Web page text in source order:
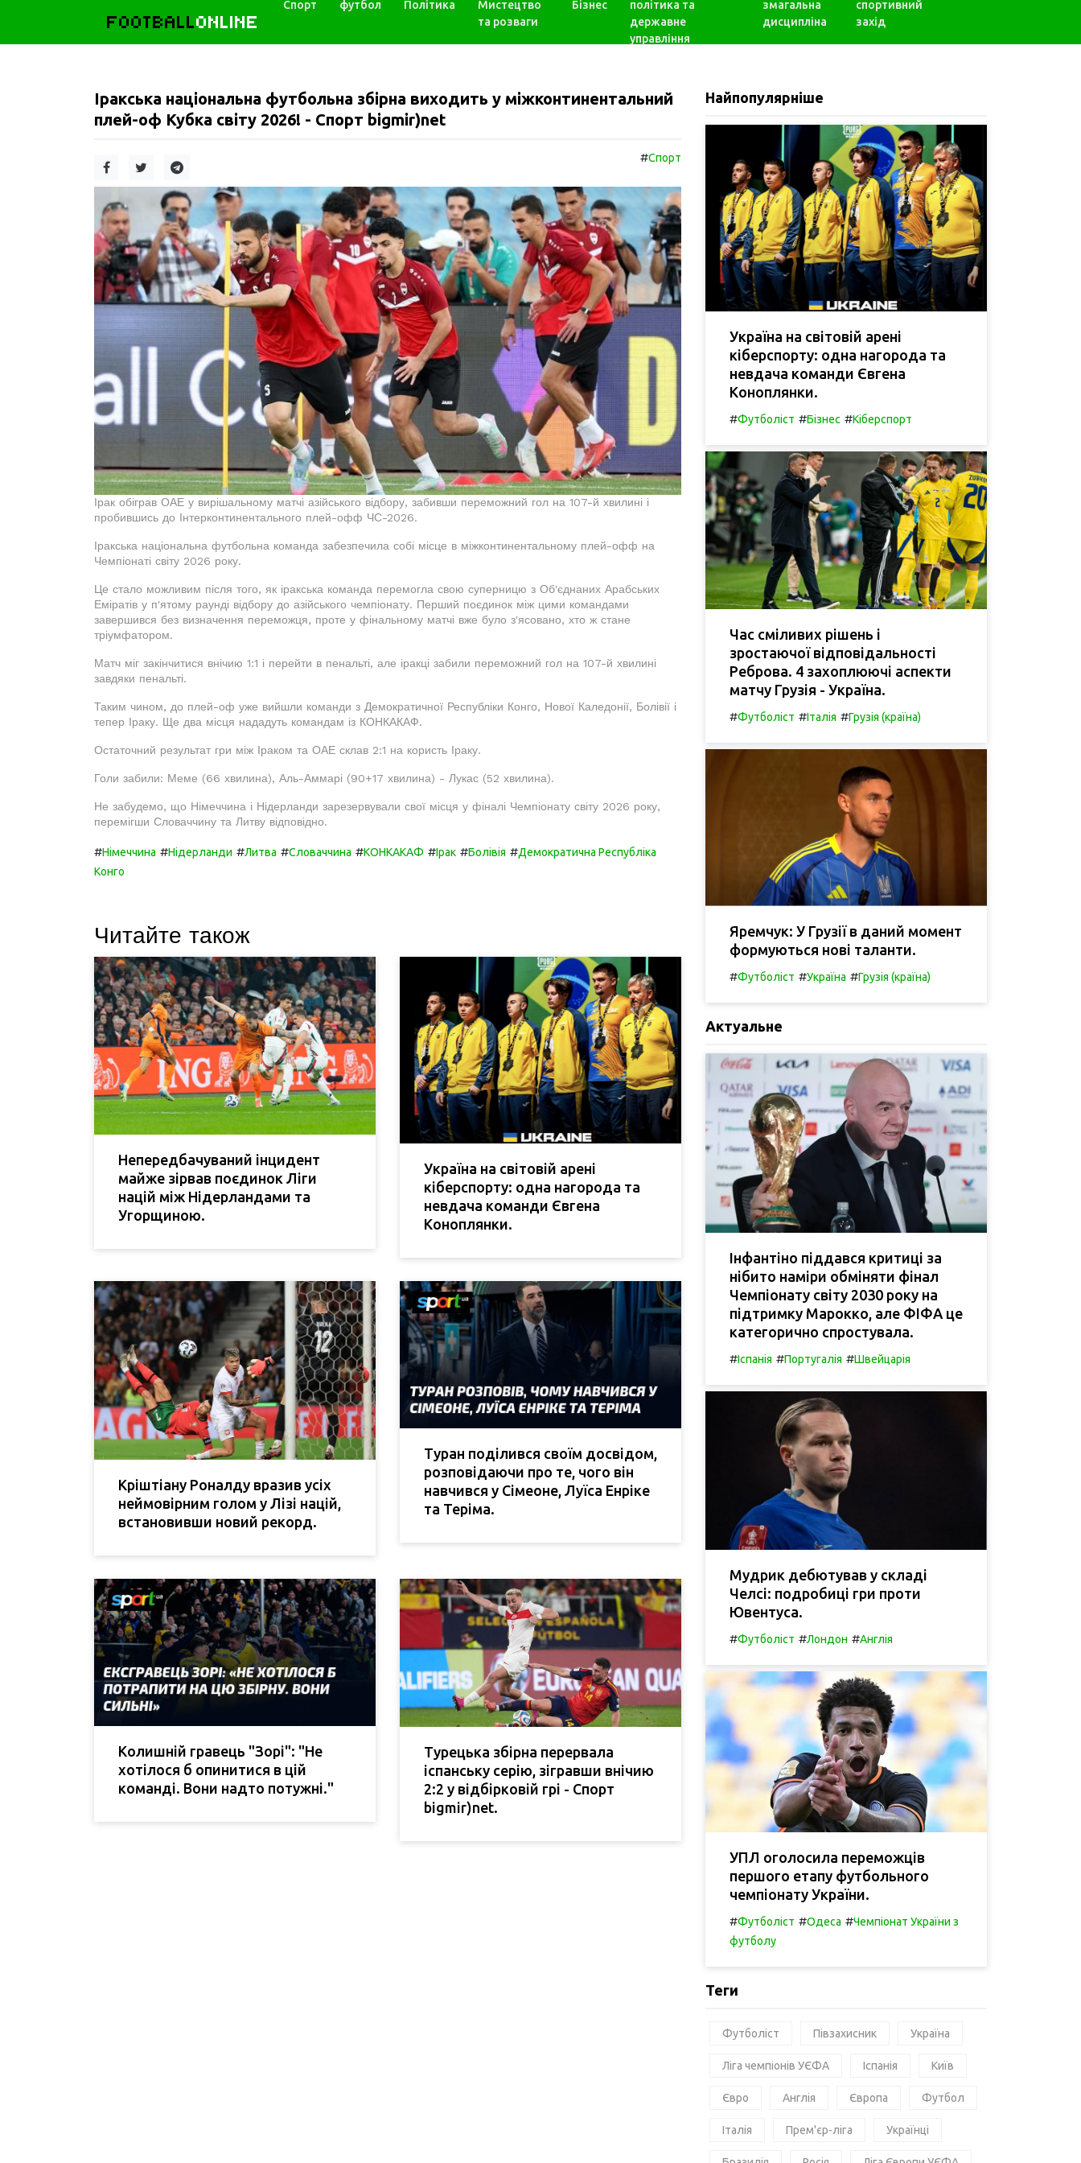
FOOTBALLONLINE
Спорт футбол Політика
Мистецтво
та розваги
Бізнес
політика та
державне
управління
змагальна
дисципліна
спортивний
захід
Іракська національна футбольна збірна виходить у міжконтинентальний
плей-оф Кубка світу 2026! - Спорт bigmir)net
#Спорт
Ірак обіграв ОАЕ у вирішальному матчі азійського відбору, забивши переможний гол на 107-й хвилині і
пробившись до Інтерконтинентального плей-офф ЧС-2026.
Іракська національна футбольна команда забезпечила собі місце в міжконтинентальному плей-офф на
Чемпіонаті світу 2026 року.
Це стало можливим після того, як іракська команда перемогла свою суперницю з Об'єднаних Арабських
Еміратів у п'ятому раунді відбору до азійського чемпіонату. Перший поєдинок між цими командами
завершився без визначення переможця, проте у фінальному матчі вже було з'ясовано, хто ж стане
тріумфатором.
Матч міг закінчитися внічию 1:1 і перейти в пенальті, але іракці забили переможний гол на 107-й хвилині
завдяки пенальті.
Таким чином, до плей-оф уже вийшли команди з Демократичної Республіки Конго, Нової Каледонії, Болівії і
тепер Іраку. Ще два місця нададуть командам із КОНКАКАФ.
Остаточний результат гри між Іраком та ОАЕ склав 2:1 на користь Іраку.
Голи забили: Меме (66 хвилина), Аль-Аммарі (90+17 хвилина) - Лукас (52 хвилина).
Не забудемо, що Німеччина і Нідерланди зарезервували свої місця у фіналі Чемпіонату світу 2026 року,
перемігши Словаччину та Литву відповідно.
#Німеччина #Нідерланди #Литва #Словаччина #КОНКАКАФ #Ірак #Болівія #Демократична Республіка
Конго
Читайте також
Непередбачуваний інцидент
майже зірвав поєдинок Ліги
націй між Нідерландами та
Угорщиною.
Україна на світовій арені
кіберспорту: одна нагорода та
невдача команди Євгена
Коноплянки.
Кріштіану Роналду вразив усіх
неймовірним голом у Лізі націй,
встановивши новий рекорд.
Туран поділився своїм досвідом,
розповідаючи про те, чого він
навчився у Сімеоне, Луїса Енріке
та Теріма.
Колишній гравець "Зорі": "Не
хотілося б опинитися в цій
команді. Вони надто потужні."
Турецька збірна перервала
іспанську серію, зігравши внічию
2:2 у відбірковій грі - Спорт
bigmir)net.
Найпопулярніше
Україна на світовій арені
кіберспорту: одна нагорода та
невдача команди Євгена
Коноплянки.
#Футболіст #Бізнес #Кіберспорт
Час сміливих рішень і
зростаючої відповідальності
Реброва. 4 захоплюючі аспекти
матчу Грузія - Україна.
#Футболіст #Італія #Грузія (країна)
Яремчук: У Грузії в даний момент
формуються нові таланти.
#Футболіст #Україна #Грузія (країна)
Актуальне
Інфантіно піддався критиці за
нібито наміри обміняти фінал
Чемпіонату світу 2030 року на
підтримку Марокко, але ФІФА це
категорично спростувала.
#Іспанія #Португалія #Швейцарія
Мудрик дебютував у складі
Челсі: подробиці гри проти
Ювентуса.
#Футболіст #Лондон #Англія
УПЛ оголосила переможців
першого етапу футбольного
чемпіонату України.
#Футболіст #Одеса #Чемпіонат України з
футболу
Теги
Футболіст Півзахисник Україна
Ліга чемпіонів УЄФА Іспанія Київ
Євро Англія Європа Футбол
Італія Прем'єр-ліга Українці